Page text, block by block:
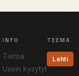
INFO
Tietoa
Usein kysytyt
TEEMA
Lehti